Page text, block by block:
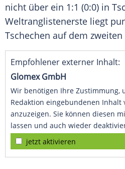
nicht über ein 1:1 (0:0) in
Weltranglistenerste liegt
Tschechen auf dem zweiten
Empfohlener externer Inhalt:
Glomex GmbH
Wir benötigen Ihre Zustimmung,
Redaktion eingebundenen Inhalt
anzuzeigen. Sie können diesen
lassen und auch wieder
jetzt aktivieren